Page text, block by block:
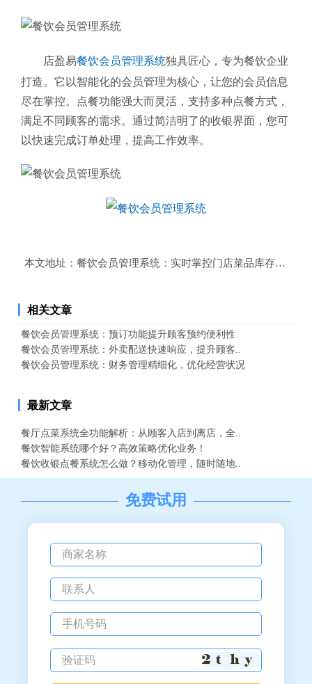
店盈易餐饮会员管理系统独具匠心，专为餐饮企业
打造。它以智能化的会员管理为核心，让您的会员信息
尽在掌控。点餐功能强大而灵活，支持多种点餐方式，
满足不同顾客的需求。通过简洁明了的收银界面，您可
以快速完成订单处理，提高工作效率。
本文地址： 餐饮会员管理系统：实时掌控门店菜品库存的必备
相关文章
餐饮会员管理系统：预订功能提升顾客预约便利性
餐饮会员管理系统：外卖配送快速响应，提升顾客..
餐饮会员管理系统：财务管理精细化，优化经营状况
最新文章
餐厅点菜系统全功能解析：从顾客入店到离店，全..
餐饮智能系统哪个好？高效策略优化业务！
餐饮收银点餐系统怎么做？移动化管理，随时随地..
免费试用